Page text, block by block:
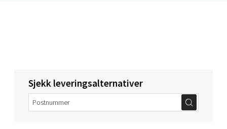
Sjekk leveringsalternativer
Ålesund - Thon Senter Moa
Langelandsvegen 25, 6010 Ålesund
Åpent i dag 10-20